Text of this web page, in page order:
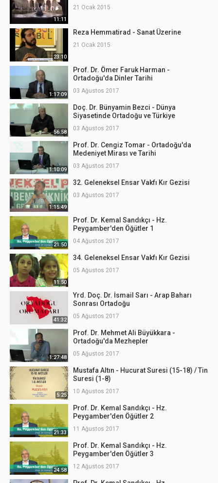
11:11
21 Ocak 2015
23:10
Reza Hemmatirad - Sanat Üzerine
21 Ocak 2015
1:17:09
Prof. Dr. Ömer Faruk Harman -
Ortadoğu'da Dinler Tarihi
03 Ağustos 2017
56:58
Doç. Dr. Bünyamin Bezci - Dünya
Siyasetinde Ortadoğu ve Türkiye
03 Ağustos 2017
1:10:09
Prof. Dr. Cengiz Tomar - Ortadoğu'da
Medeniyet Mirası ve Tarihi
03 Ağustos 2017
1:15:49
32. Geleneksel Ensar Vakfı Kır Gezisi
03 Ağustos 2017
21:50
Prof. Dr. Kemal Sandıkçı - Hz.
Peygamber'den Öğütler 1
04 Ağustos 2017
11:50
34. Geleneksel Ensar Vakfı Kır Gezisi
05 Ağustos 2017
41:32
Yrd. Doç. Dr. İsmail Sarı - Arap Baharı
Sonrası Ortadoğu
05 Ağustos 2017
1:27:48
Prof. Dr. Mehmet Ali Büyükkara -
Ortadoğu'da Mezhepler
05 Ağustos 2017
5:25
Mustafa Altın - Hucurat Suresi (15-18) / Tin
Suresi (1-8)
10 Ağustos 2017
21:33
Prof. Dr. Kemal Sandıkçı - Hz.
Peygamber'den Öğütler 2
11 Ağustos 2017
24:58
Prof. Dr. Kemal Sandıkçı - Hz.
Peygamber'den Öğütler 3
12 Ağustos 2017